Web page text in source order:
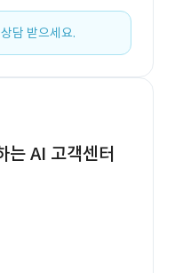
담 받으세요.
는 AI 고객센터